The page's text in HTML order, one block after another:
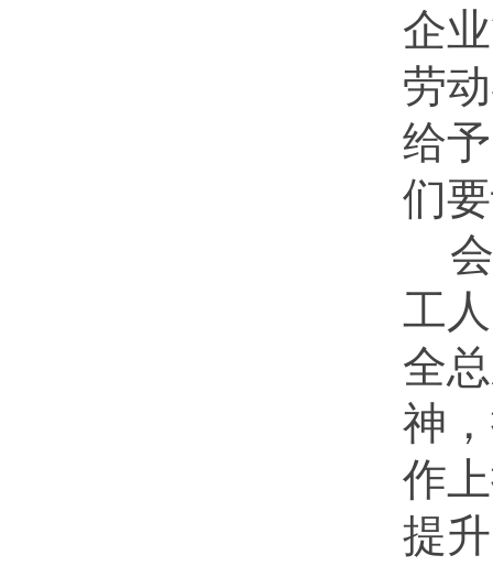
企
劳
给
们
工
全
神
作上
提